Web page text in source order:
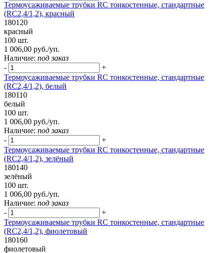
Термоусаживаемые трубки RC тонкостенные, стандартные
(RC2,4/1,2), красный
180120
красный
100 шт.
1 006,00 руб./уп.
Наличие: под заказ
-
+
Термоусаживаемые трубки RC тонкостенные, стандартные
(RC2,4/1,2), белый
180110
белый
100 шт.
1 006,00 руб./уп.
Наличие: под заказ
-
+
Термоусаживаемые трубки RC тонкостенные, стандартные
(RC2,4/1,2), зелёный
180140
зелёный
100 шт.
1 006,00 руб./уп.
Наличие: под заказ
-
+
Термоусаживаемые трубки RC тонкостенные, стандартные
(RC2,4/1,2), фиолетовый
180160
фиолетовый